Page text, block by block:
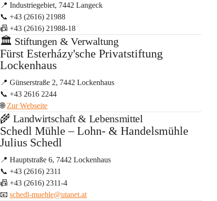
📍 Industriegebiet, 7442 Langeck
📞 +43 (2616) 21988
📠 +43 (2616) 21988-18
🏛️ Stiftungen & Verwaltung
Fürst Esterházy'sche Privatstiftung
Lockenhaus
📍 Günserstraße 2, 7442 Lockenhaus
📞 +43 2616 2244
🌐 Zur Webseite
🌾 Landwirtschaft & Lebensmittel
Schedl Mühle – Lohn- & Handelsmühle
Julius Schedl
📍 Hauptstraße 6, 7442 Lockenhaus
📞 +43 (2616) 2311
📠 +43 (2616) 2311-4
📧 schedl-muehle@utanet.at